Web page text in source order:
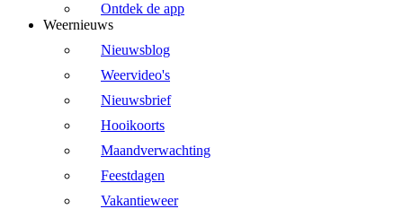
Ontdek de app
Weernieuws
Nieuwsblog
Weervideo's
Nieuwsbrief
Hooikoorts
Maandverwachting
Feestdagen
Vakantieweer